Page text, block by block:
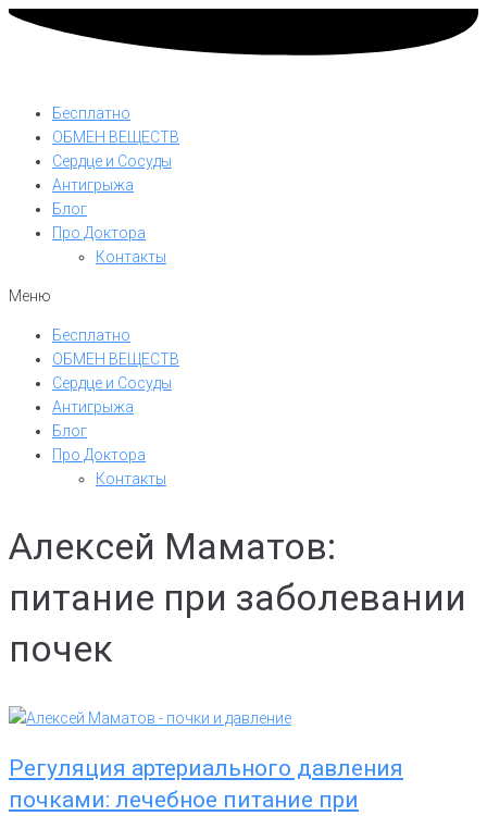
Бесплатно
ОБМЕН ВЕЩЕСТВ
Сердце и Сосуды
Антигрыжа
Блог
Про Доктора
Контакты
Меню
Бесплатно
ОБМЕН ВЕЩЕСТВ
Сердце и Сосуды
Антигрыжа
Блог
Про Доктора
Контакты
Алексей Маматов:
питание при заболевании
почек
Регуляция артериального давления
почками: лечебное питание при